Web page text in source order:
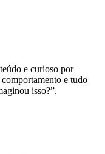
e curioso por
e tudo
isso?”.